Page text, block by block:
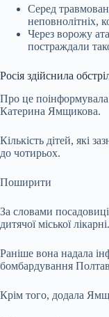
Серед
неповнолітніх,
Через ворожу
постраждали
Росія здійснила
Про це поінформувала
Катерина Ямщикова.
Кількість дітей, які
до чотирьох.
Поширити
За словами
дитячої міської лікарні.
Раніше вона надала
бомбардування
Крім того, додала